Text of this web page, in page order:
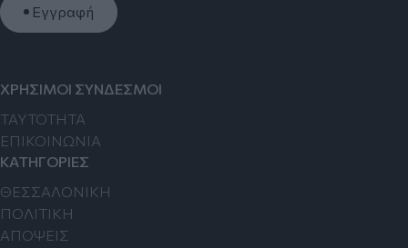
Εγγραφή
ΧΡΗΣΙΜΟΙ ΣΥΝΔΕΣΜΟΙ
TAYTOTHTA
ΕΠΙΚΟΙΝΩΝΙΑ
ΚΑΤΗΓΟΡΙΕΣ
ΘΕΣΣΑΛΟΝΙΚΗ
ΠΟΛΙΤΙΚΗ
ΑΠΟΨΕΙΣ